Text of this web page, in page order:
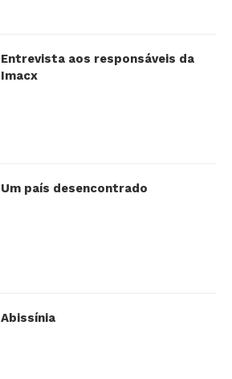
Entrevista aos responsáveis da
Imacx
Um país desencontrado
Abissínia